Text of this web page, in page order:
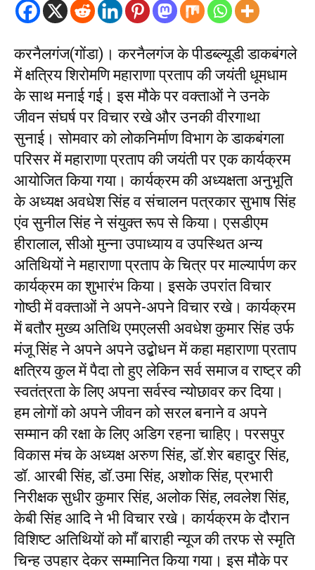
करनैलगंज(गोंडा)। करनैलगंज के पीडब्ल्यूडी डाकबंगले
में क्षत्रिय शिरोमणि महाराणा प्रताप की जयंती धूमधाम
के साथ मनाई गई। इस मौके पर वक्ताओं ने उनके
जीवन संघर्ष पर विचार रखे और उनकी वीरगाथा
सुनाई। सोमवार को लोकनिर्माण विभाग के डाकबंगला
परिसर में महाराणा प्रताप की जयंती पर एक कार्यक्रम
आयोजित किया गया। कार्यक्रम की अध्यक्षता अनुभूति
के अध्यक्ष अवधेश सिंह व संचालन पत्रकार सुभाष सिंह
एंव सुनील सिंह ने संयुक्त रूप से किया। एसडीएम
हीरालाल, सीओ मुन्ना उपाध्याय व उपस्थित अन्य
अतिथियों ने महाराणा प्रताप के चित्र पर माल्यार्पण कर
कार्यक्रम का शुभारंभ किया। इसके उपरांत विचार
गोष्ठी में वक्ताओं ने अपने-अपने विचार रखे। कार्यक्रम
में बतौर मुख्य अतिथि एमएलसी अवधेश कुमार सिंह उर्फ
मंजू सिंह ने अपने अपने उद्बोधन में कहा महाराणा प्रताप
क्षत्रिय कुल में पैदा तो हुए लेकिन सर्व समाज व राष्ट्र की
स्वतंत्रता के लिए अपना सर्वस्व न्योछावर कर दिया।
हम लोगों को अपने जीवन को सरल बनाने व अपने
सम्मान की रक्षा के लिए अडिग रहना चाहिए। परसपुर
विकास मंच के अध्यक्ष अरुण सिंह, डॉ.शेर बहादुर सिंह,
डॉ. आरबी सिंह, डॉ.उमा सिंह, अशोक सिंह, प्रभारी
निरीक्षक सुधीर कुमार सिंह, अलोक सिंह, लवलेश सिंह,
केबी सिंह आदि ने भी विचार रखे। कार्यक्रम के दौरान
विशिष्ट अतिथियों को माँ बाराही न्यूज की तरफ से स्मृति
चिन्ह उपहार देकर सम्मानित किया गया। इस मौके पर